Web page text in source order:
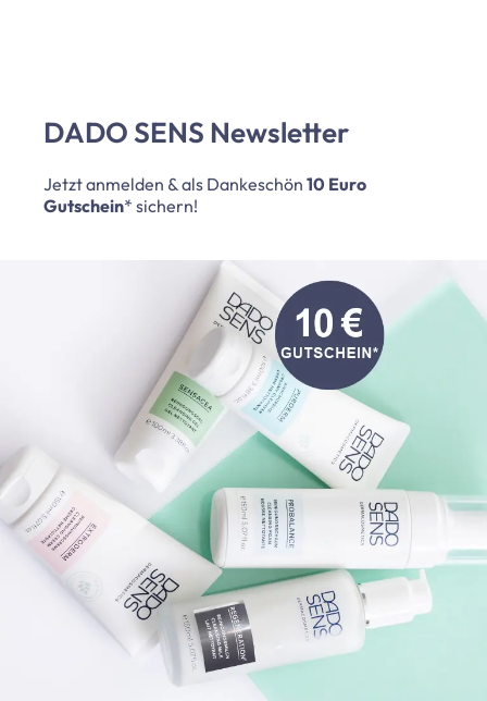
DADO SENS Newsletter
Jetzt anmelden & als Dankeschön 10 Euro
Gutschein* sichern!